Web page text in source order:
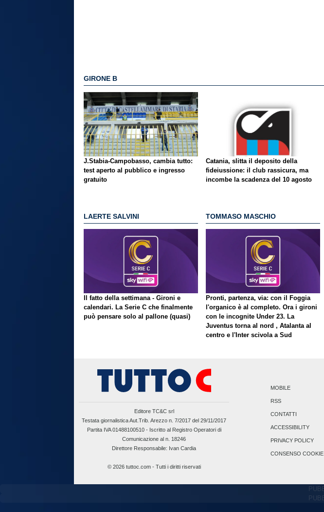
GIRONE B
J.Stabia-Campobasso, cambia tutto:
test aperto al pubblico e ingresso
gratuito
Catania, slitta il deposito della
fideiussione: il club rassicura, ma
incombe la scadenza del 10 agosto
LAERTE SALVINI
Il fatto della settimana - Gironi e
calendari. La Serie C che finalmente
può pensare solo al pallone (quasi)
TOMMASO MASCHIO
Pronti, partenza, via: con il Foggia
l'organico è al completo. Ora i gironi
con le incognite Under 23. La
Juventus torna al nord , Atalanta al
centro e l'Inter scivola a Sud
Editore TC&C srl
Testata giornalistica Aut.Trib. Arezzo n. 7/2017 del 29/11/2017
Partita IVA 01488100510 - Iscritto al Registro Operatori di
Comunicazione al n. 18246
Direttore Responsabile: Ivan Cardia
© 2026 tuttoc.com - Tutti i diritti riservati
MOBILE
RSS
CONTATTI
ACCESSIBILITY
PRIVACY POLICY
CONSENSO COOKIE